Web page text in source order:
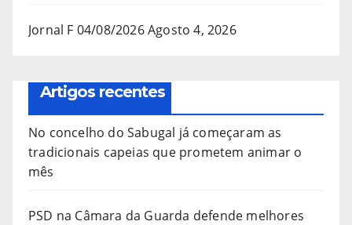
Jornal F 04/08/2026Agosto 4, 2026
Artigos recentes
No concelho do Sabugal já começaram as
tradicionais capeias que prometem animar o
mês
PSD na Câmara da Guarda defende melhores